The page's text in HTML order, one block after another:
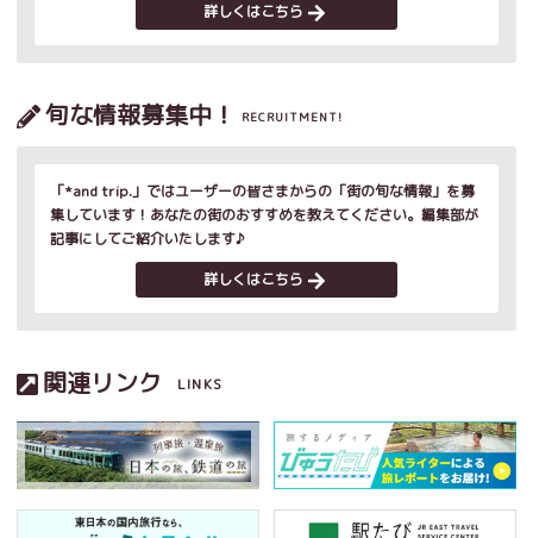
詳しくはこちら
旬な情報募集中！ RECRUITMENT!
「*and trip.」ではユーザーの皆さまからの「街の旬な情報」を募
集しています！あなたの街のおすすめを教えてください。編集部が
記事にしてご紹介いたします♪
詳しくはこちら
関連リンク LINKS